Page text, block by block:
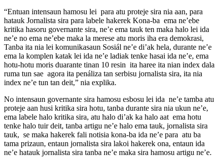
“Entuan intensaun hamosu lei para atu proteje sira nia aan, para
hatauk Jornalista sira para labele hakerek Kona-ba ema ne’ebe
kritika hasoru governante sira, ne’e ema tauk ten maka halo lei ida
ne’e no ema ne’ebe maka la merese atu moris iha era demokrasi,
Tanba ita nia lei komunikasaun Sosiál ne’e di’ak hela, durante ne’e
ema la komplen katak lei ida ne’e ladiak tenke hasai ida ne’e, ema
hotu-hotu moris duarante tinan 10 resin ita haree ita nian index dala
ruma tun sae agora ita penáliza tan serbisu jornalista sira, ita nia
index ne’e tun tan deit,” nia explika.
No intensaun governante sira hamosu esbosu lei ida ne’e tamba atu
proteje aan husi kritika sira hotu, tanba durante sira nia ukun ne’e,
ema labele halo kritika sira, atu halo di’ak ka halo aat ema hotu
tenke halo tuir deit, tanba artigu ne’e halo ema tauk, jornalista sira
tauk, se maka hakerek fali notisia kona-ba ida ne’e para atu ba
tama prizaun, entaun jornalista sira lakoi hakerek ona, entaun ida
ne’e hatauk jornalista sira tanba ne’e maka sira hamosu artigu ne’e.